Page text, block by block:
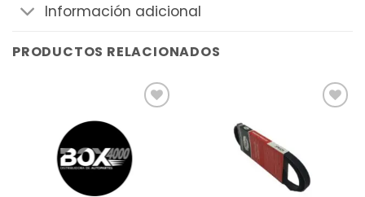
Información adicional
PRODUCTOS RELACIONADOS
deseos